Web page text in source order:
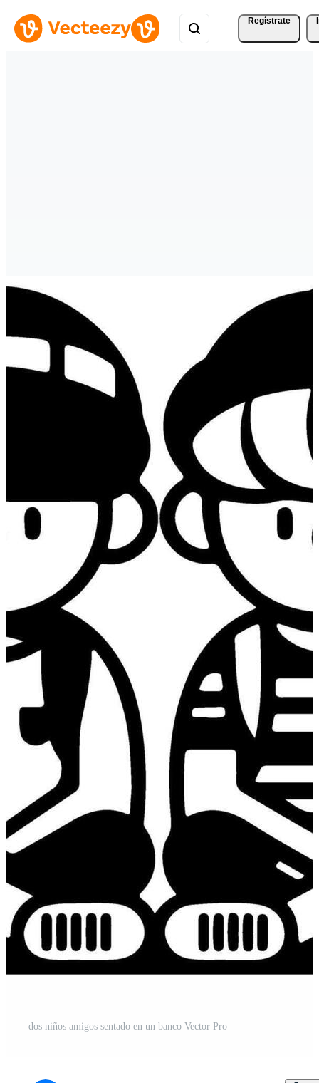
Regístrate
dos niños amigos sentado en un banco Vector Pro